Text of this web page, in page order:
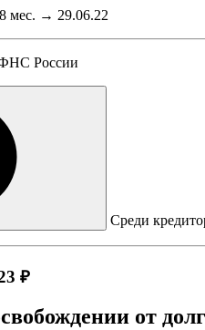
мес. → 29.06.22
России
Среди
₽
от